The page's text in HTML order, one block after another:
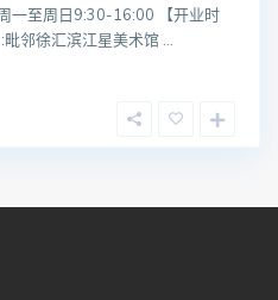
一至周日9:30-16:00 【开业时
邻徐汇滨江星美术馆 ...